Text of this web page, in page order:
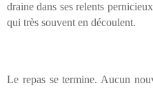
draine dans ses relents
qui très souvent en découlent.
Le repas se termine. Aucun